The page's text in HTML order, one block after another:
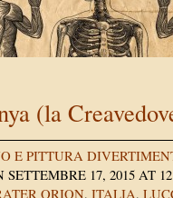
(la
E PITTURA
SETTEMBRE 17, 2015 AT
ORION, ITALIA,